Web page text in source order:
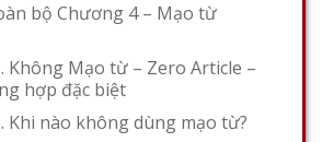
bộ Chương 4 – Mạo từ
Không Mạo từ – Zero Article –
hợp đặc biệt
Khi nào không dùng mạo từ?